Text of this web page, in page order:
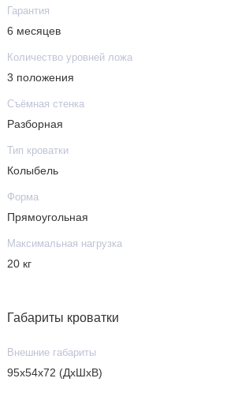
Гарантия
6 месяцев
Количество уровней ложа
3 положения
Съёмная стенка
Разборная
Тип кроватки
Колыбель
Форма
Прямоугольная
Максимальная нагрузка
20 кг
Габариты кроватки
Внешние габариты
95х54х72 (ДхШхВ)